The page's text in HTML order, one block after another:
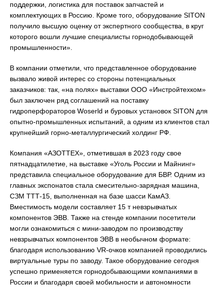
поддержки, логистика для поставок запчастей и
комплектующих в Россию. Кроме того, оборудование SITON
получило высшую оценку от экспертного сообщества, в круг
которого вошли лучшие специалисты горнодобывающей
промышленности».
В компании отметили, что представленное оборудование
вызвало живой интерес со стороны потенциальных
заказчиков: так, «на полях» выставки ООО «Инстройтехком»
был заключен ряд соглашений на поставку
гидроперфораторов Woserld и буровых установок SITON для
опытно-промышленных испытаний, а одним из клиентов стал
крупнейший горно-металлургический холдинг РФ.
Компания «АЗОТТЕХ», отметившая в 2023 году свое
пятнадцатилетие, на выставке «Уголь России и Майнинг»
представила специальное оборудование для БВР. Одним из
главных экспонатов стала смесительно-зарядная машина,
СЗМ ТТТ-15, выполненная на базе шасси КамАЗ.
Вместимость модели составляет 15 т невзрывчатых
компонентов ЭВВ. Также на стенде компании посетители
могли ознакомиться с мини-заводом по производству
невзрывчатых компонентов ЭВВ в необычном формате:
благодаря использованию VR-очков компанией проводились
виртуальные туры по заводу. Такое оборудование сегодня
успешно применяется горнодобывающими компаниями в
России и благодаря своей мобильности и автономности